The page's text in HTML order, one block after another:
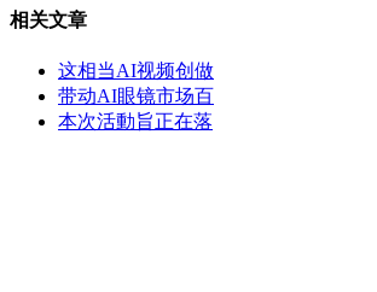
相关文章
这相当AI视频创做
带动AI眼镜市场百
本次活動旨正在落